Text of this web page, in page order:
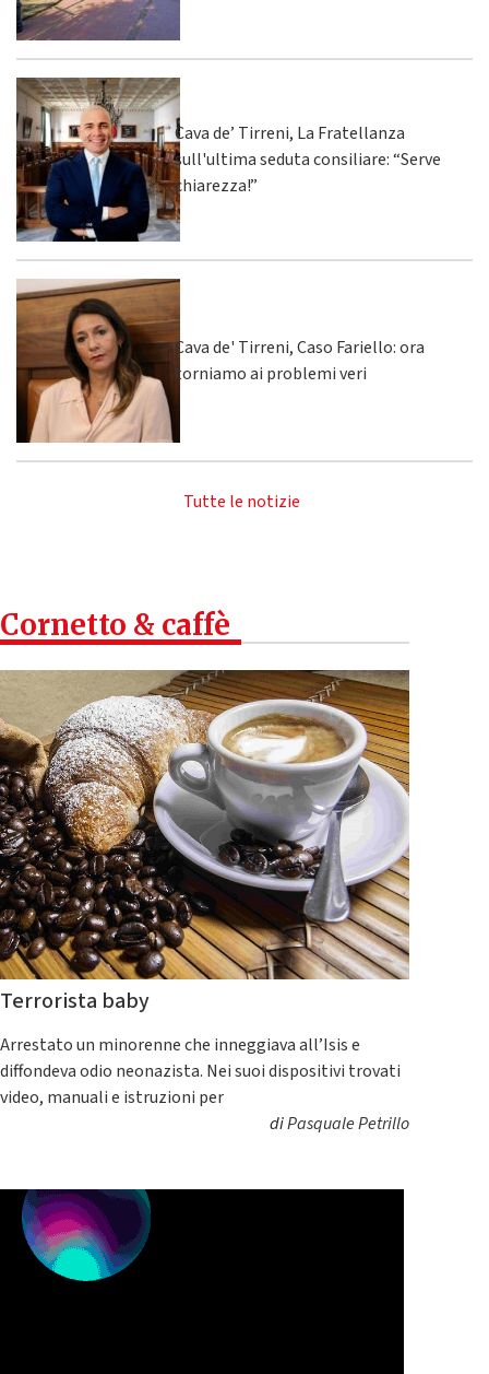
Cava de’ Tirreni, La Fratellanza
sull'ultima seduta consiliare: “Serve
chiarezza!”
Cava de' Tirreni, Caso Fariello: ora
torniamo ai problemi veri
Tutte le notizie
Cornetto & caffè
Terrorista baby
Arrestato un minorenne che inneggiava all’Isis e
diffondeva odio neonazista. Nei suoi dispositivi trovati
video, manuali e istruzioni per
diPasquale Petrillo